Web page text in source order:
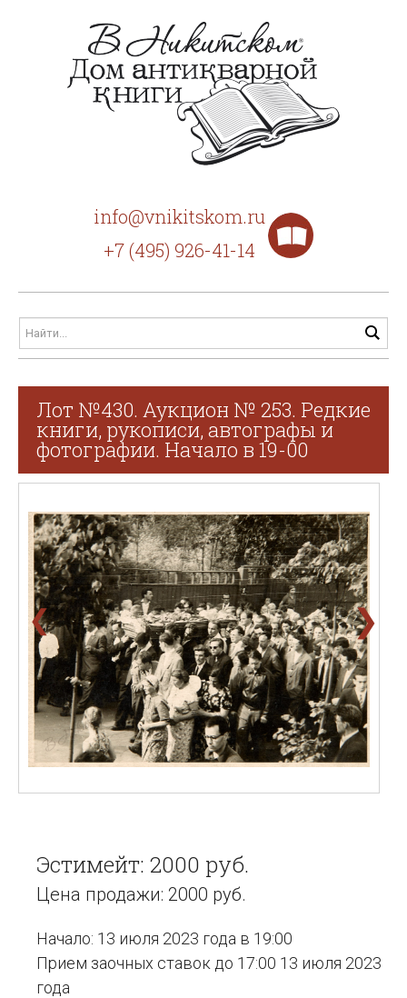
info@vnikitskom.ru
+7 (495) 926-41-14
Лот №430. Аукцион № 253. Редкие
книги, рукописи, автографы и
фотографии. Начало в 19-00
❮ ❯
Эстимейт: 2000 руб.
Цена продажи: 2000 руб.
Начало: 13 июля 2023 года в 19:00
Прием заочных ставок до 17:00 13 июля 2023
года